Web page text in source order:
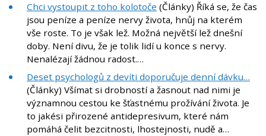
Chci vystoupit z toho kolotoče (Články) Říká se, že čas
jsou peníze a peníze nervy života, hnůj na kterém
vše roste. To je však lež. Možná největší lež dnešní
doby. Není divu, že je tolik lidí u konce s nervy.
Nenalézají žádnou radost.…
Deset psychologů z devíti doporučuje denní dávku…
(Články) Všímat si drobností a žasnout nad nimi je
významnou cestou ke šťastnému prožívání života. Je
to jakési přirozené antidepresivum, které nám
pomáhá čelit bezcitnosti, lhostejnosti, nudě a…